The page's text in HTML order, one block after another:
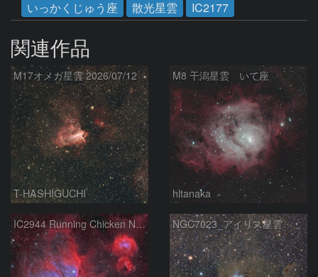
いっかくじゅう座
散光星雲 IC2177
関連作品
M17オメガ星雲 2026/07/12
T-HASHIGUCHI
M8 干潟星雲 いて座
hltanaka
IC2944 Running Chicken Nebula NGC7023_アイリス星雲